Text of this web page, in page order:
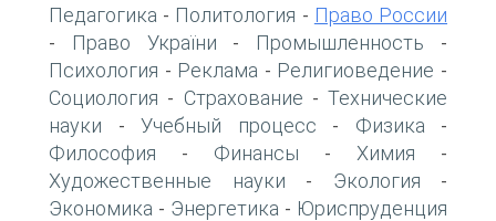
Педагогика - Политология - Право России
- Право України - Промышленность -
Психология - Реклама - Религиоведение -
Социология - Страхование - Технические
науки - Учебный процесс - Физика -
Философия - Финансы - Химия -
Художественные науки - Экология -
Экономика - Энергетика - Юриспруденция